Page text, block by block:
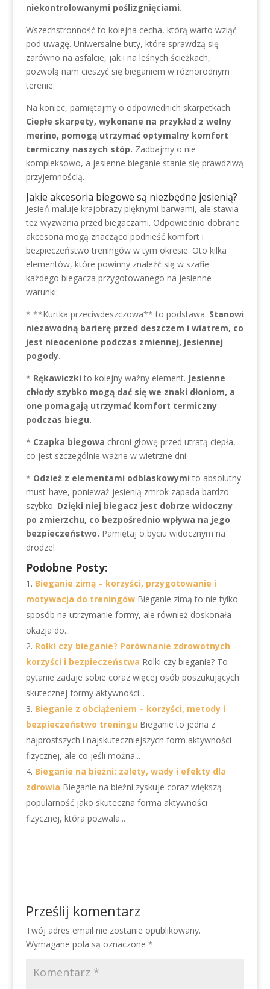
niekontrolowanymi poślizgnięciami.
Wszechstronność to kolejna cecha, którą warto wziąć
pod uwagę. Uniwersalne buty, które sprawdzą się
zarówno na asfalcie, jak i na leśnych ścieżkach,
pozwolą nam cieszyć się bieganiem w różnorodnym
terenie.
Na koniec, pamiętajmy o odpowiednich skarpetkach.
Ciepłe skarpety, wykonane na przykład z wełny
merino, pomogą utrzymać optymalny komfort
termiczny naszych stóp. Zadbajmy o nie
kompleksowo, a jesienne bieganie stanie się prawdziwą
przyjemnością.
Jakie akcesoria biegowe są niezbędne jesienią?
Jesień maluje krajobrazy pięknymi barwami, ale stawia
też wyzwania przed biegaczami. Odpowiednio dobrane
akcesoria mogą znacząco podnieść komfort i
bezpieczeństwo treningów w tym okresie. Oto kilka
elementów, które powinny znaleźć się w szafie
każdego biegacza przygotowanego na jesienne
warunki:
* **Kurtka przeciwdeszczowa** to podstawa. Stanowi
niezawodną barierę przed deszczem i wiatrem, co
jest nieocenione podczas zmiennej, jesiennej
pogody.
* Rękawiczki to kolejny ważny element. Jesienne
chłody szybko mogą dać się we znaki dłoniom, a
one pomagają utrzymać komfort termiczny
podczas biegu.
* Czapka biegowa chroni głowę przed utratą ciepła,
co jest szczególnie ważne w wietrzne dni.
* Odzież z elementami odblaskowymi to absolutny
must-have, ponieważ jesienią zmrok zapada bardzo
szybko. Dzięki niej biegacz jest dobrze widoczny
po zmierzchu, co bezpośrednio wpływa na jego
bezpieczeństwo. Pamiętaj o byciu widocznym na
drodze!
Podobne Posty:
Bieganie zimą – korzyści, przygotowanie i
motywacja do treningów Bieganie zimą to nie tylko
sposób na utrzymanie formy, ale również doskonała
okazja do...
Rolki czy bieganie? Porównanie zdrowotnych
korzyści i bezpieczeństwa Rolki czy bieganie? To
pytanie zadaje sobie coraz więcej osób poszukujących
skutecznej formy aktywności...
Bieganie z obciążeniem – korzyści, metody i
bezpieczeństwo treningu Bieganie to jedna z
najprostszych i najskuteczniejszych form aktywności
fizycznej, ale co jeśli można...
Bieganie na bieżni: zalety, wady i efekty dla
zdrowia Bieganie na bieżni zyskuje coraz większą
popularność jako skuteczna forma aktywności
fizycznej, która pozwala...
Prześlij komentarz
Twój adres email nie zostanie opublikowany.
Wymagane pola są oznaczone *